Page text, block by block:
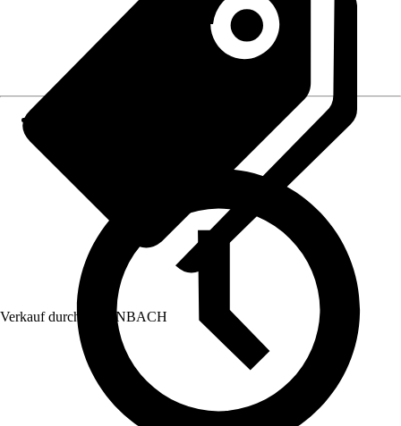
Verkauf durch: HORNBACH